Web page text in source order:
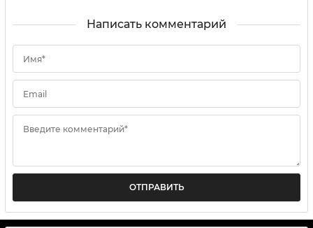
Написать комментарий
Имя*
Email
Введите комментарий*
ОТПРАВИТЬ